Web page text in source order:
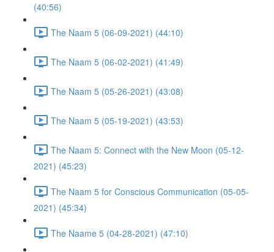
(40:56)
The Naam 5 (06-09-2021) (44:10)
The Naam 5 (06-02-2021) (41:49)
The Naam 5 (05-26-2021) (43:08)
The Naam 5 (05-19-2021) (43:53)
The Naam 5: Connect with the New Moon (05-12-
2021) (45:23)
The Naam 5 for Conscious Communication (05-05-
2021) (45:34)
The Naame 5 (04-28-2021) (47:10)